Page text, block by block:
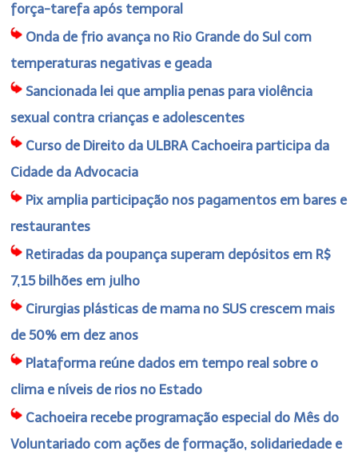
força-tarefa após temporal
Onda de frio avança no Rio Grande do Sul com
temperaturas negativas e geada
Sancionada lei que amplia penas para violência
sexual contra crianças e adolescentes
Curso de Direito da ULBRA Cachoeira participa da
Cidade da Advocacia
Pix amplia participação nos pagamentos em bares e
restaurantes
Retiradas da poupança superam depósitos em R$
7,15 bilhões em julho
Cirurgias plásticas de mama no SUS crescem mais
de 50% em dez anos
Plataforma reúne dados em tempo real sobre o
clima e níveis de rios no Estado
Cachoeira recebe programação especial do Mês do
Voluntariado com ações de formação, solidariedade e